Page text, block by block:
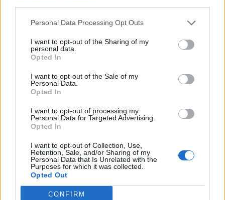
Personal Data Processing Opt Outs
I want to opt-out of the Sharing of my
personal data.
Opted In
I want to opt-out of the Sale of my
Personal Data.
Opted In
I want to opt-out of processing my
Personal Data for Targeted Advertising.
Opted In
I want to opt-out of Collection, Use,
Retention, Sale, and/or Sharing of my
Personal Data that Is Unrelated with the
Purposes for which it was collected.
Opted Out
CONFIRM
Δείτε Ακόμη
υποστήριξη...
27 Φεβρουαρίου 2026
Πανελληνίου Συλλόγου Κυστικής...
27 Φεβρουαρίου 2026